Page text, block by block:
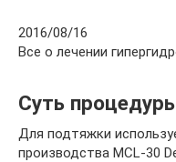
2016/08/16
Все о лечении
Суть
Для подтяжки
производства MCL-30